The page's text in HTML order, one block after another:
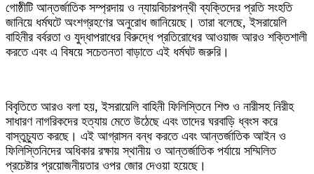
গোষ্ঠীটি আন্তর্জাতিক সম্প্রদায় ও ন্যায়বিচারপন্থী ব্যক্তিদের প্রতি সংহতি
জানিয়ে ধর্মঘটে অংশগ্রহণের অনুরোধ জানিয়েছে। তারা বলেছে, ইসরায়েলি
বাহিনীর বর্বরতা ও যুদ্ধাপরাধের বিরুদ্ধে প্রতিরোধের আওয়াজ আরও শক্তিশালী
করতে এবং এ বিষয়ে সচেতনতা বাড়াতে এই ধর্মঘট জরুরি।
বিবৃতিতে আরও বলা হয়, ইসরায়েলি বাহিনী ফিলিস্তিনে শিশু ও নারীসহ নিরীহ
সাধারণ নাগরিকদের হত্যায় মেতে উঠেছে এবং তাদের ঘরবাড়ি ধ্বংস করে
বাস্তুচ্যুত করছে। এই আগ্রাসন বন্ধ করতে এবং আন্তর্জাতিক আইন ও
ফিলিস্তিনিদের অধিকার রক্ষায় স্থানীয় ও আন্তর্জাতিক পর্যায়ে সম্মিলিত
প্রচেষ্টার প্রয়োজনীয়তার ওপর জোর দেওয়া হয়েছে।